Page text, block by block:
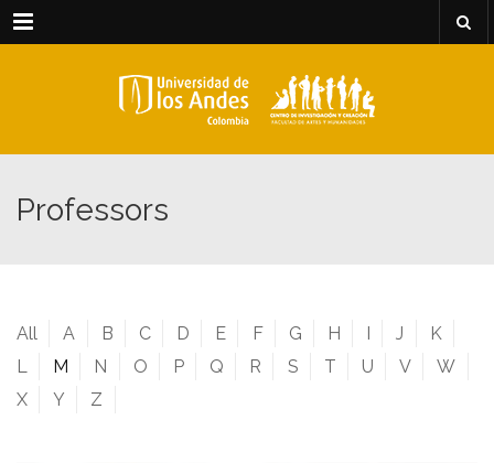
Menu
Professors
All A B C D E F G H I J
K
L
M N O P Q R S T U V
W
X
Y Z